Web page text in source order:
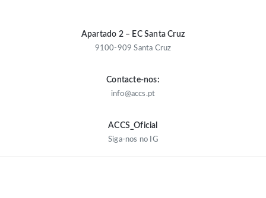
CONCELHO SANTACRUZ
Apartado 2 – EC Santa Cruz
9100-909 Santa Cruz
Contacte-nos:
info@accs.pt
ACCS_Oficial
Siga-nos no IG